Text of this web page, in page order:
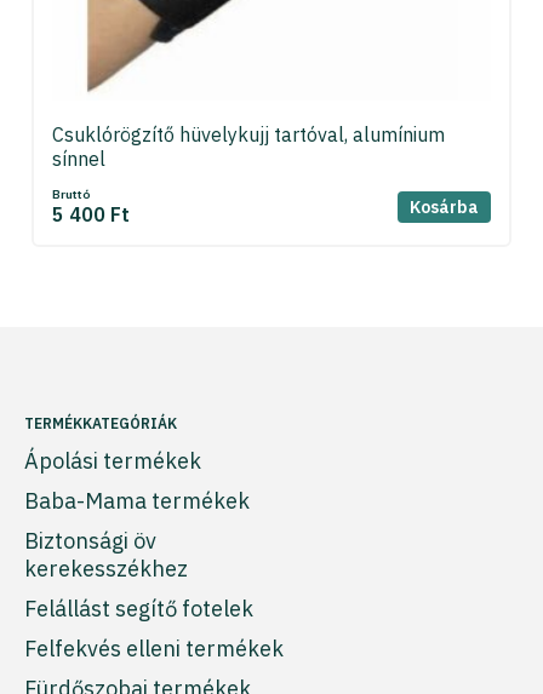
Csuklórögzítő hüvelykujj tartóval, alumínium
sínnel
Bruttó
5 400 Ft Kosárba
TERMÉKKATEGÓRIÁK
Ápolási termékek
Baba-Mama termékek
Biztonsági öv
kerekesszékhez
Felállást segítő fotelek
Felfekvés elleni termékek